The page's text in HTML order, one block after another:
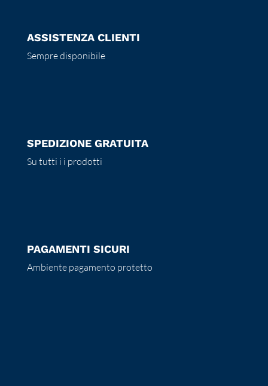
ASSISTENZA CLIENTI
Sempre disponibile
SPEDIZIONE GRATUITA
Su tutti i i prodotti
PAGAMENTI SICURI
Ambiente pagamento protetto